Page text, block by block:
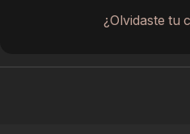
¿Olvidaste tu